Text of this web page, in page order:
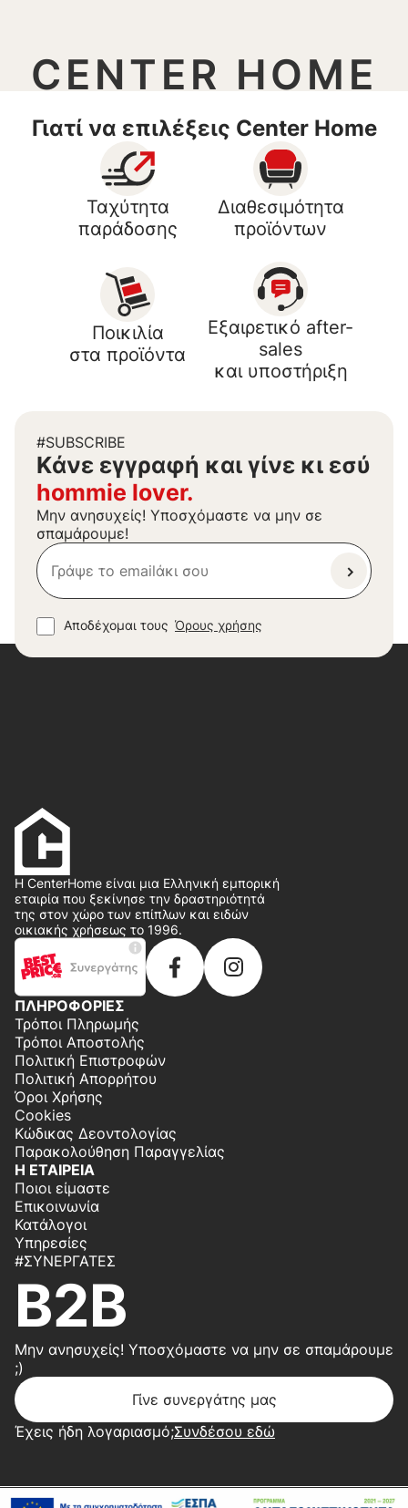
CENTER HOME
Γιατί να επιλέξεις Center Home
Ταχύτητα
παράδοσης
Διαθεσιμότητα
προϊόντων
Ποικιλία
στα προϊόντα
Εξαιρετικό after-
sales
και υποστήριξη
#SUBSCRIBE
Kάνε εγγραφή και γίνε κι εσύ
hommie lover.
Μην ανησυχείς! Υποσχόμαστε να μην σε
σπαμάρουμε!
Αποδέχομαι τους Όρους χρήσης
Η CenterHome είναι μια Ελληνική εμπορική
εταιρία που ξεκίνησε την δραστηριότητά
της στον χώρο των επίπλων και ειδών
οικιακής χρήσεως το 1996.
ΠΛΗΡΟΦΟΡΙΕΣ
Τρόποι Πληρωμής
Τρόποι Αποστολής
Πολιτική Επιστροφών
Πολιτική Απορρήτου
Όροι Χρήσης
Cookies
Κώδικας Δεοντολογίας
Παρακολούθηση Παραγγελίας
Η ΕΤΑΙΡΕΙΑ
Ποιοι είμαστε
Επικοινωνία
Κατάλογοι
Υπηρεσίες
#ΣΥΝΕΡΓΆΤΕΣ
B2B
Μην ανησυχείς! Υποσχόμαστε να μην σε σπαμάρουμε
;)
Γίνε συνεργάτης μας
Έχεις ήδη λογαριασμό;Συνδέσου εδώ